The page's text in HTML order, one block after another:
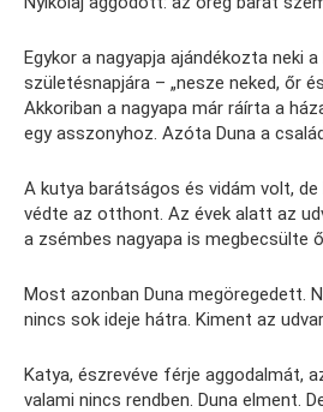
Egykor a nagyapja ajándékozta neki
születésnapjára – „nesze neked, őr
Akkoriban a nagyapa már ráírta a
egy asszonyhoz. Azóta Duna a
A kutya barátságos és vidám volt,
védte az otthont. Az évek alatt az
a zsémbes nagyapa is megbecsülte
Most azonban Duna megöregedett.
nincs sok ideje hátra. Kiment az
Katya, észrevéve férje aggodalmát,
valami nincs rendben. Duna elment.